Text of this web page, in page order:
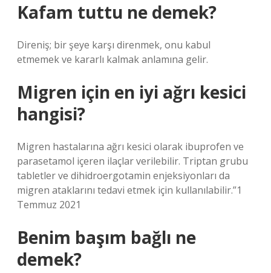
Kafam tuttu ne demek?
Direniş; bir şeye karşı direnmek, onu kabul
etmemek ve kararlı kalmak anlamına gelir.
Migren için en iyi ağrı kesici
hangisi?
Migren hastalarına ağrı kesici olarak ibuprofen ve
parasetamol içeren ilaçlar verilebilir. Triptan grubu
tabletler ve dihidroergotamin enjeksiyonları da
migren ataklarını tedavi etmek için kullanılabilir.”1
Temmuz 2021
Benim başım bağlı ne
demek?